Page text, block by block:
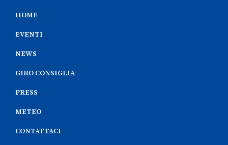
HOME
EVENTI
NEWS
GIRO CONSIGLIA
PRESS
METEO
CONTATTACI